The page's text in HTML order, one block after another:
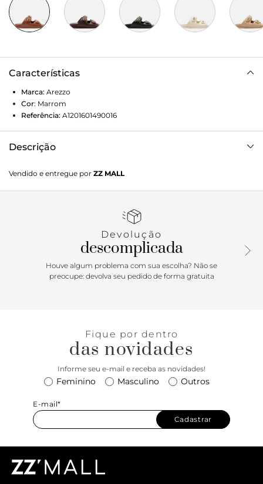
Características
Marca: Arezzo
Cor: Marrom
Referência: A1201601490016
Descrição
rasteiro, palmilha lisa com formato anatômico e inscrição
do nome da marca. Possui base emborrachada e formato
matelassê e fechado nas laterais, além de tiras largas com
dedos, parte superior do pé e calcanhar à mostra.
Vendido e entregue por ZZ MALL
Devolução
descomplicada
Houve algum problema com sua escolha? Não se
preocupe: devolva seu pedido de forma gratuita
Fique por dentro
das novidades
Informe seu e-mail e receba as novidades!
Feminino Masculino Outros
E-mail*
Cadastrar